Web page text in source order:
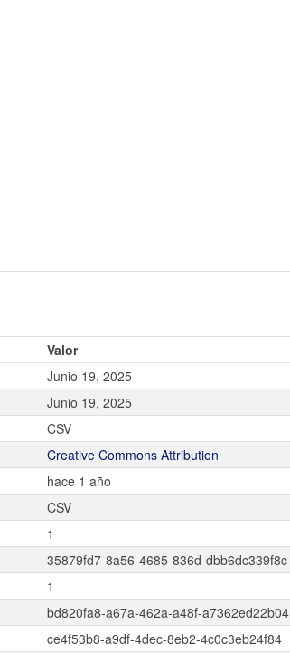
Valor
Junio 19, 2025
Junio 19, 2025
CSV
Creative Commons Attribution
hace 1 año
CSV
1
35879fd7-8a56-4685-836d-dbb6dc339f8c
1
bd820fa8-a67a-462a-a48f-a7362ed22b04
ce4f53b8-a9df-4dec-8eb2-4c0c3eb24f84